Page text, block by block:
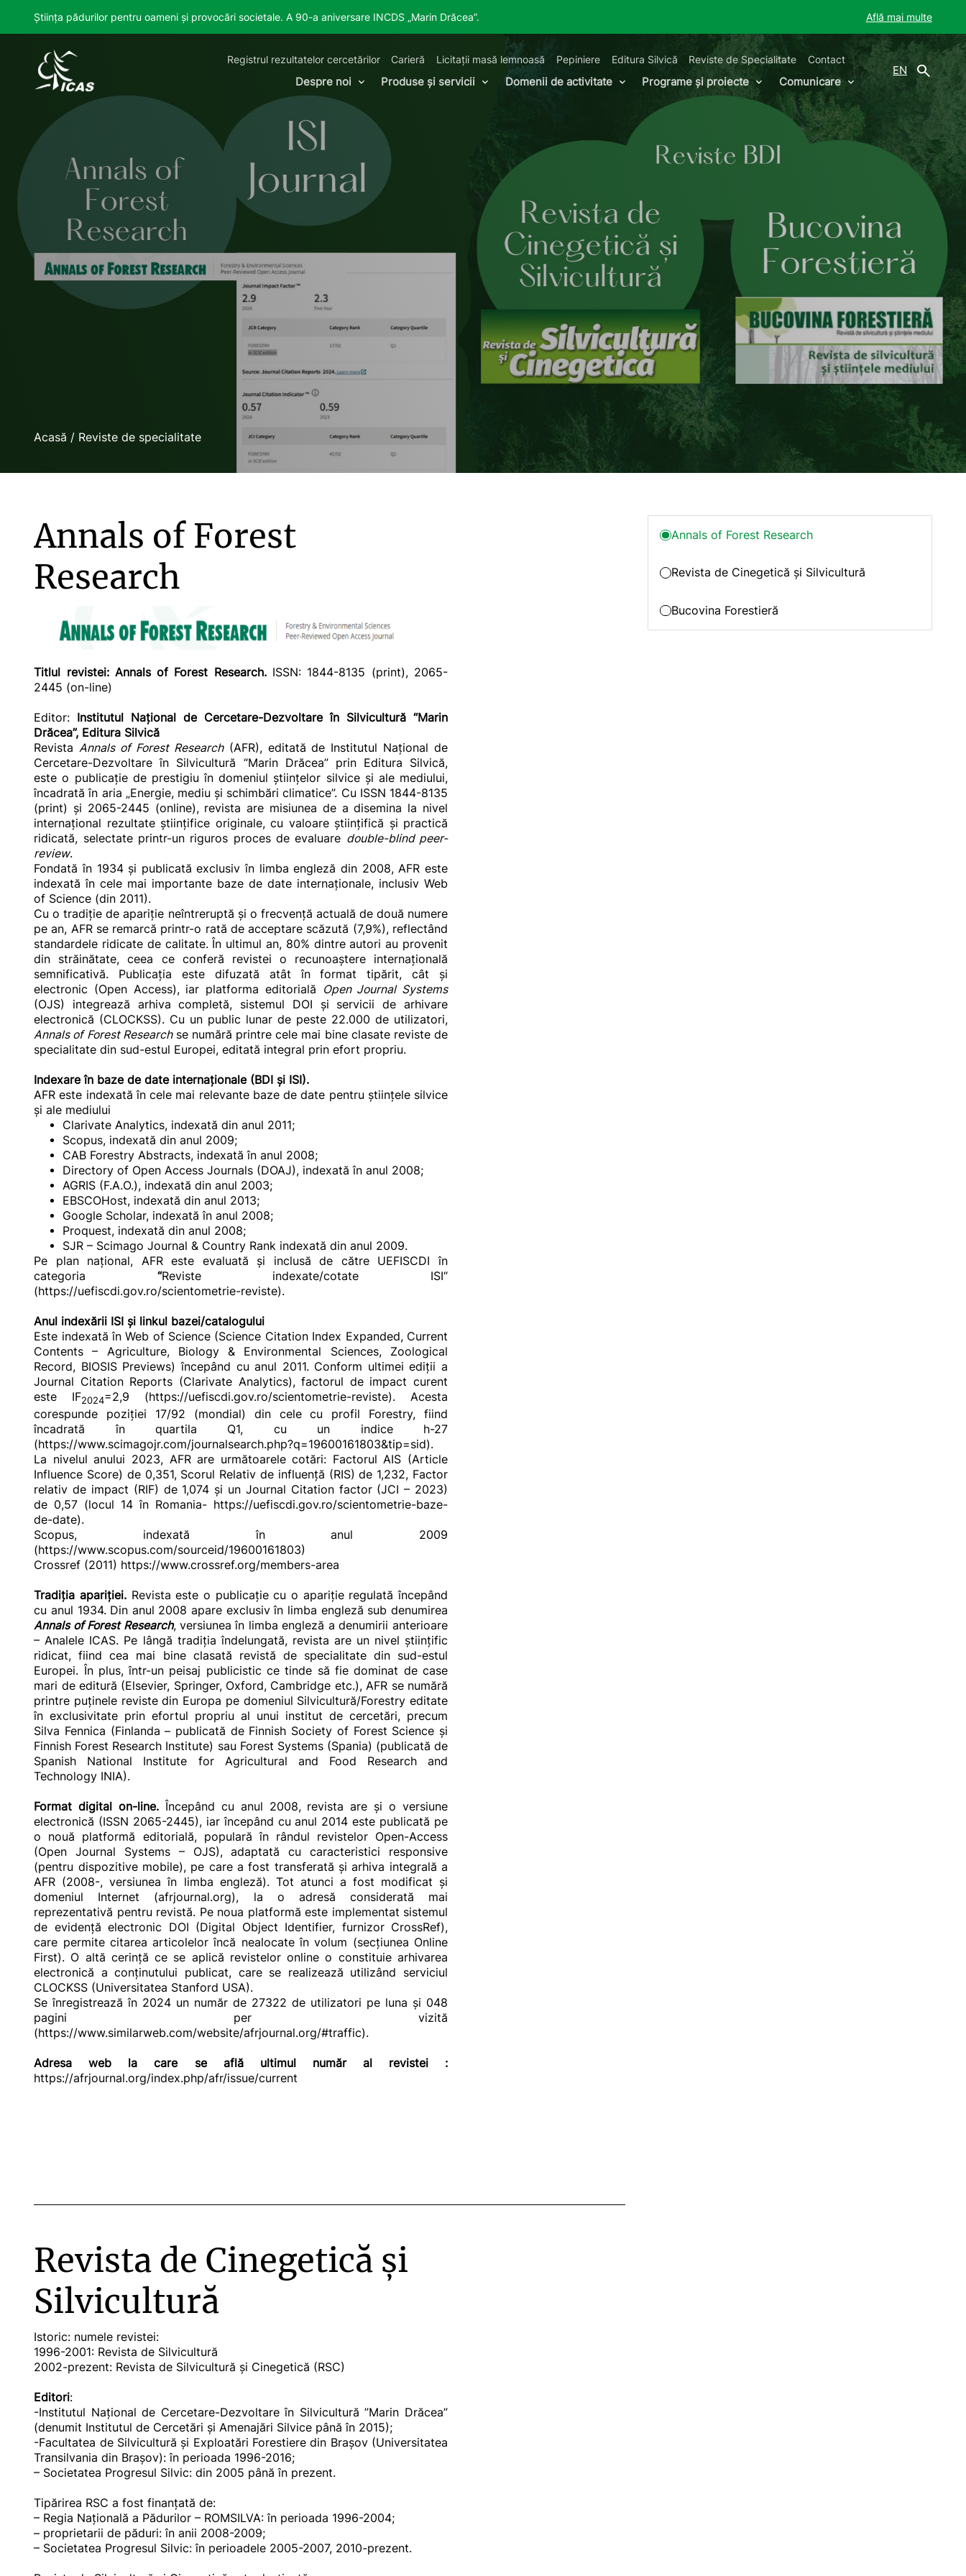
Știința pădurilor pentru oameni și provocări societale. A 90-a aniversare INCDS „Marin Drăcea”. Află mai multe
Registrul rezultatelor cercetărilor Carieră Licitații masă lemnoasă Pepiniere Editura Silvică Reviste de Specialitate Contact
Despre noi Produse și servicii Domenii de activitate Programe și proiecte Comunicare
EN
Acasă / Reviste de specialitate
Annals of Forest
Research
Titlul revistei: Annals of Forest Research. ISSN: 1844-8135 (print), 2065-
2445 (on-line)
Editor: Institutul Naţional de Cercetare-Dezvoltare în Silvicultură “Marin
Drăcea”, Editura Silvică
RevistaAnnals of Forest Research(AFR), editată de Institutul Naţional de
Cercetare-Dezvoltare în Silvicultură “Marin Drăcea” prin Editura Silvică,
este o publicaţie de prestigiu în domeniul ştiinţelor silvice şi ale mediului,
încadrată în aria „Energie, mediu şi schimbări climatice”. Cu ISSN 1844-8135
(print) şi 2065-2445 (online), revista are misiunea de a disemina la nivel
internaţional rezultate ştiinţifice originale, cu valoare ştiinţifică şi practică
ridicată, selectate printr-un riguros proces de evaluare double-blind peer-
review.
Fondată în 1934 şi publicată exclusiv în limba engleză din 2008, AFR este
indexată în cele mai importante baze de date internaţionale, inclusiv Web
of Science (din 2011).
Cu o tradiţie de apariţie neîntreruptă şi o frecvenţă actuală de două numere
pe an, AFR se remarcă printr-o rată de acceptare scăzută (7,9%), reflectând
standardele ridicate de calitate. În ultimul an, 80% dintre autori au provenit
din străinătate, ceea ce conferă revistei o recunoaştere internaţională
semnificativă. Publicaţia este difuzată atât în format tipărit, cât şi
electronic (Open Access), iar platforma editorială
Open Journal Systems
(OJS) integrează arhiva completă, sistemul DOI şi servicii de arhivare
electronică (CLOCKSS). Cu un public lunar de peste 22.000 de utilizatori,
Annals of Forest Researchse numără printre cele mai bine clasate reviste de
specialitate din sud-estul Europei, editată integral prin efort propriu.
Indexare în baze de date internaţionale (BDI și ISI).
AFR este indexată în cele mai relevante baze de date pentru ştiinţele silvice
şi ale mediului
Clarivate Analytics, indexată din anul 2011;
Scopus, indexată din anul 2009;
CAB Forestry Abstracts, indexată în anul 2008;
Directory of Open Access Journals (DOAJ), indexată în anul 2008;
AGRIS (F.A.O.), indexată din anul 2003;
EBSCOHost, indexată din anul 2013;
Google Scholar, indexată în anul 2008;
Proquest, indexată din anul 2008;
SJR – Scimago Journal & Country Rank indexată din anul 2009.
Pe plan naţional, AFR este evaluată şi inclusă de către UEFISCDI în
categoria “Reviste indexate/cotate ISI“
(https://uefiscdi.gov.ro/scientometrie-reviste).
Anul indexării ISI și linkul bazei/catalogului
Este indexată în Web of Science (Science Citation Index Expanded, Current
Contents – Agriculture, Biology & Environmental Sciences, Zoological
Record, BIOSIS Previews) începând cu anul 2011. Conform ultimei ediţii a
Journal Citation Reports (Clarivate Analytics), factorul de impact curent
este IF2024=2,9 (https://uefiscdi.gov.ro/scientometrie-reviste). Acesta
corespunde poziţiei 17/92 (mondial) din cele cu profil Forestry, fiind
încadrată în quartila Q1, cu un indice h-27
(https://www.scimagojr.com/journalsearch.php?q=19600161803&tip=sid).
La nivelul anului 2023, AFR are următoarele cotări: Factorul AIS (Article
Influence Score) de 0,351, Scorul Relativ de influență (RIS) de 1,232, Factor
relativ de impact (RIF) de 1,074 și un Journal Citation factor (JCI – 2023)
de 0,57 (locul 14 în Romania- https://uefiscdi.gov.ro/scientometrie-baze-
de-date).
Scopus, indexată în anul 2009
(https://www.scopus.com/sourceid/19600161803)
Crossref (2011) https://www.crossref.org/members-area
Tradiţia apariţiei. Revista este o publicaţie cu o apariţie regulată începând
cu anul 1934. Din anul 2008 apare exclusiv în limba engleză sub denumirea
Annals of Forest Research, versiunea în limba engleză a denumirii anterioare
– Analele ICAS. Pe lângă tradiţia îndelungată, revista are un nivel ştiinţific
ridicat, fiind cea mai bine clasată revistă de specialitate din sud-estul
Europei. În plus, într-un peisaj publicistic ce tinde să fie dominat de case
mari de editură (Elsevier, Springer, Oxford, Cambridge etc.), AFR se numără
printre puţinele reviste din Europa pe domeniul Silvicultură/Forestry editate
în exclusivitate prin efortul propriu al unui institut de cercetări, precum
Silva Fennica (Finlanda – publicată de Finnish Society of Forest Science şi
Finnish Forest Research Institute) sau Forest Systems (Spania) (publicată de
Spanish National Institute for Agricultural and Food Research and
Technology INIA).
Format digital on-line. Începând cu anul 2008, revista are şi o versiune
electronică (ISSN 2065-2445), iar începând cu anul 2014 este publicată pe
o nouă platformă editorială, populară în rândul revistelor Open-Access
(Open Journal Systems – OJS), adaptată cu caracteristici responsive
(pentru dispozitive mobile), pe care a fost transferată și arhiva integrală a
AFR (2008-, versiunea în limba engleză). Tot atunci a fost modificat şi
domeniul Internet (afrjournal.org), la o adresă considerată mai
reprezentativă pentru revistă. Pe noua platformă este implementat sistemul
de evidenţă electronic DOI (Digital Object Identifier, furnizor CrossRef),
care permite citarea articolelor încă nealocate în volum (secțiunea Online
First). O altă cerinţă ce se aplică revistelor online o constituie arhivarea
electronică a conţinutului publicat, care se realizează utilizând serviciul
CLOCKSS (Universitatea Stanford USA).
Se înregistrează în 2024 un număr de 27322 de utilizatori pe luna și 048
pagini per vizită
(https://www.similarweb.com/website/afrjournal.org/#traffic).
Adresa web la care se află ultimul număr al revistei :
https://afrjournal.org/index.php/afr/issue/current
Revista de Cinegetică și
Silvicultură
Istoric: numele revistei:
1996-2001: Revista de Silvicultură
2002-prezent: Revista de Silvicultură și Cinegetică (RSC)
Editori:
-Institutul Național de Cercetare-Dezvoltare în Silvicultură ”Marin Drăcea”
(denumit Institutul de Cercetări și Amenajări Silvice până în 2015);
-Facultatea de Silvicultură și Exploatări Forestiere din Brașov (Universitatea
Transilvania din Brașov): în perioada 1996-2016;
– Societatea Progresul Silvic: din 2005 până în prezent.
Tipărirea RSC a fost finanțată de:
– Regia Națională a Pădurilor – ROMSILVA: în perioada 1996-2004;
– proprietarii de păduri: în anii 2008-2009;
– Societatea Progresul Silvic: în perioadele 2005-2007, 2010-prezent.
Annals of Forest Research
Revista de Cinegetică și Silvicultură
Bucovina Forestieră